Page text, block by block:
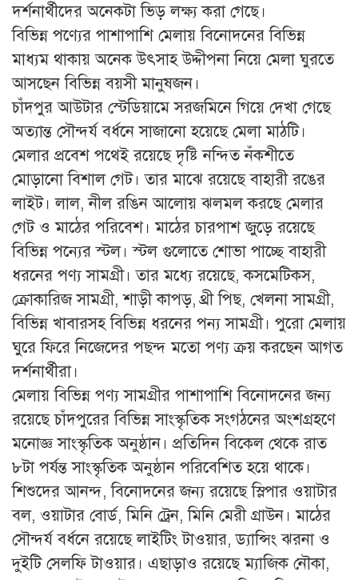
দর্শনার্থীদের অনেকটা ভিড় লক্ষ্য করা গেছে।
বিভিন্ন পণ্যের পাশাপাশি মেলায় বিনোদনের বিভিন্ন
মাধ্যম থাকায় অনেক উৎসাহ উদ্দীপনা নিয়ে মেলা ঘুরতে
আসছেন বিভিন্ন বয়সী মানুষজন।
চাঁদপুর আউটার স্টেডিয়ামে সরজমিনে গিয়ে দেখা গেছে
অত্যান্ত সৌন্দর্য বর্ধনে সাজানো হয়েছে মেলা মাঠটি।
মেলার প্রবেশ পথেই রয়েছে দৃষ্টি নন্দিত নঁকশীতে
মোড়ানো বিশাল গেট। তার মাঝে রয়েছে বাহারী রঙের
লাইট। লাল, নীল রঙিন আলোয় ঝলমল করছে মেলার
গেট ও মাঠের পরিবেশ। মাঠের চারপাশ জুড়ে রয়েছে
বিভিন্ন পন্যের স্টল। স্টল গুলোতে শোভা পাচ্ছে বাহারী
ধরনের পণ্য সামগ্রী। তার মধ্যে রয়েছে, কসমেটিকস,
ক্রোকারিজ সামগ্রী, শাড়ী কাপড়, থ্রী পিছ, খেলনা সামগ্রী,
বিভিন্ন খাবারসহ বিভিন্ন ধরনের পন্য সামগ্রী। পুরো মেলায়
ঘুরে ফিরে নিজেদের পছন্দ মতো পণ্য ক্রয় করছেন আগত
দর্শনার্থীরা।
মেলায় বিভিন্ন পণ্য সামগ্রীর পাশাপাশি বিনোদনের জন্য
রয়েছে চাঁদপুরের বিভিন্ন সাংস্কৃতিক সংগঠনের অংশগ্রহণে
মনোজ্ঞ সাংস্কৃতিক অনুষ্ঠান। প্রতিদিন বিকেল থেকে রাত
৮টা পর্যন্ত সাংস্কৃতিক অনুষ্ঠান পরিবেশিত হয়ে থাকে।
শিশুদের আনন্দ, বিনোদনের জন্য রয়েছে স্লিপার ওয়াটার
বল, ওয়াটার বোর্ড, মিনি ট্রেন, মিনি মেরী গ্রাউন। মাঠের
সৌন্দর্য বর্ধনে রয়েছে লাইটিং টাওয়ার, ড্যান্সিং ঝরনা ও
দুইটি সেলফি টাওয়ার। এছাড়াও রয়েছে ম্যাজিক নৌকা,